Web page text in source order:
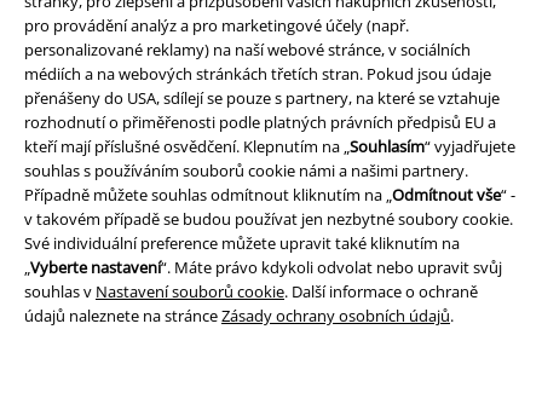
pro provádění analýz a pro marketingové účely (např.
personalizované reklamy) na naší webové stránce, v sociálních
médiích a na webových stránkách třetích stran. Pokud jsou údaje
přenášeny do USA, sdílejí se pouze s partnery, na které se vztahuje
rozhodnutí o přiměřenosti podle platných právních předpisů EU a
kteří mají příslušné osvědčení. Klepnutím na „Souhlasím“ vyjadřujete
souhlas s používáním souborů cookie námi a našimi partnery.
Případně můžete souhlas odmítnout kliknutím na „Odmítnout vše“ -
v takovém případě se budou používat jen nezbytné soubory cookie.
Své individuální preference můžete upravit také kliknutím na
„Vyberte nastavení“. Máte právo kdykoli odvolat nebo upravit svůj
souhlas v Nastavení souborů cookie. Další informace o ochraně
údajů naleznete na stránceZásady ochrany osobních údajů.
Právní informace
Podmínky
Prohlášení
Ochrana osobních údajů
Likvidace odpadu a ochrana životního prostředí